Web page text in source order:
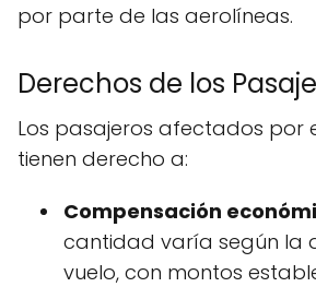
por parte de las aerolíneas.
Derechos de los
Los pasajeros afectados por
tienen derecho a:
Compensación
cantidad varía según la
vuelo, con montos